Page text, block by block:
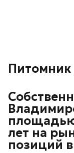
площадью
лет на
позиций